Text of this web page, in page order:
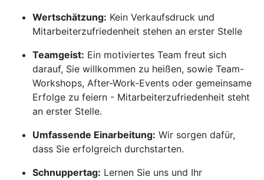
Wertschätzung: Kein Verkaufsdruck und
Mitarbeiterzufriedenheit stehen an erster Stelle
Teamgeist: Ein motiviertes Team freut sich
darauf, Sie willkommen zu heißen, sowie Team-
Workshops, After-Work-Events oder gemeinsame
Erfolge zu feiern - Mitarbeiterzufriedenheit steht
an erster Stelle.
Umfassende Einarbeitung: Wir sorgen dafür,
dass Sie erfolgreich durchstarten.
Schnuppertag: Lernen Sie uns und Ihr